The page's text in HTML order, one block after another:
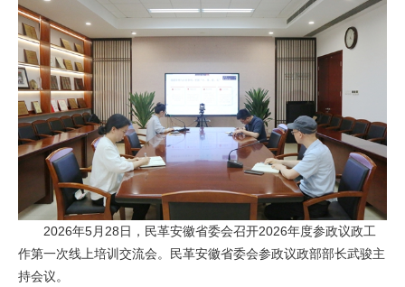
2026年5月28日，民革安徽省委会召开2026年度参政议政工
作第一次线上培训交流会。民革安徽省委会参政议政部部长武骏主
持会议。